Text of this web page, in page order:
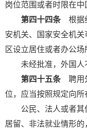
岗位范围或者时限在中
第四十四条 根据
安机关、国家安全机
区设立居住或者办公场
未经批准，外国人不
第四十五条 聘用
位，应当按照规定向所
公民、法人或者其
居留、非法就业情形的